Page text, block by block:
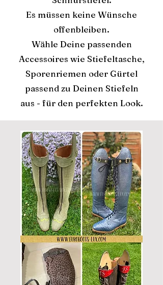
Es müssen keine Wünsche
offenbleiben.
Wähle Deine passenden
Accessoires wie Stiefeltasche,
Sporenriemen oder Gürtel
passend zu Deinen Stiefeln
aus - für den perfekten Look.